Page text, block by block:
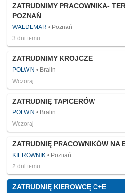
ZATRUDNIMY PRACOWNIKA-
POZNAŃ
WALDEMAR
Poznań
3 dni temu
ZATRUDNIMY KROJCZE
POLWIN
Bralin
Wczoraj
ZATRUDNIĘ TAPICERÓW
POLWIN
Bralin
Wczoraj
ZATRUDNIĘ PRACOWNIKÓW NA
KIEROWNIK
Poznań
2 dni temu
ZATRUDNIĘ KIEROWCĘ C+E